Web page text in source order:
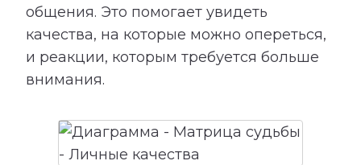
общения. Это помогает увидеть
качества, на которые можно опереться,
и реакции, которым требуется больше
внимания.